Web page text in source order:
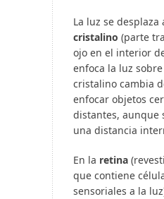
La luz se desplaza
cristalino (parte
ojo en el interior
enfoca la luz
cristalino cambia
enfocar objetos
distantes, aunque
una distancia
En la retina
que contiene
sensoriales a la